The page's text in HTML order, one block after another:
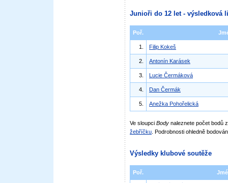
Junioři do 12 let - výsledková
Poř.
1. Filip Kokeš
2. Antonín Karásek
3. Lucie Čermáková
4. Dan Čermák
5. Anežka Pohořelická
Ve sloupci Body naleznete počet bodů
žebříčku . Podrobnosti ohledně
Výsledky klubové soutěže
Poř.